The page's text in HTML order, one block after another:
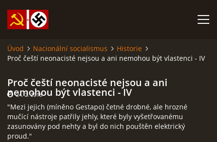
SABATINA JAMES O ISLÁMU A DALŠÍ DŮLEŽITÉ TEXTY
ISLÁM
ANARCHISMUS A NEOMARXISMUS
Úvod Nacionální socialismus
Historie
Proč čeští neonacisté nejsou a ani nemohou být vlastenci - IV
Proč čeští neonacisté nejsou a ani
nemohou být vlastenci - IV
"Mezi jejich (míněno Gestapo) četné drobné, ale hrozné
mučící nástroje patřily jehly, které byly vyšetřovanému
zasunovány pod nehty a byl do nich pouštěn elektrický
proud."
24. 2. 2018